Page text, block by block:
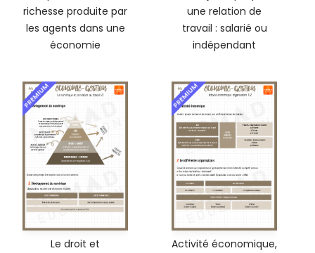
richesse produite par
les agents dans une
économie
une relation de
travail : salarié ou
indépendant
PREMIUM
Le droit et
PREMIUM
Activité économique,